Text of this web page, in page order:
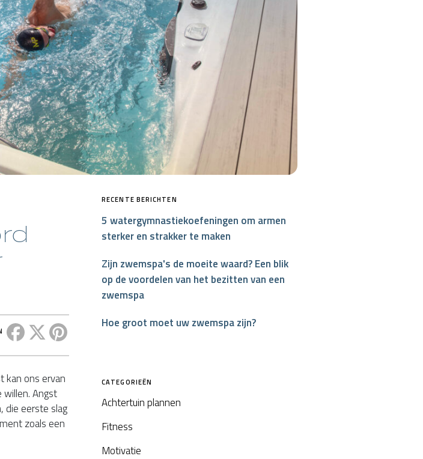
Deel dit bericht op Facebook
Deel dit bericht op X
Deel dit bericht op Pinterest
kan ons ervan
Angst
die eerste slag
zoals een
RECENTE BERICHTEN
5 watergymnastiekoefeningen om armen
sterker en strakker te maken
Zijn zwemspa's de moeite waard? Een blik
op de voordelen van het bezitten van een
zwemspa
Hoe groot moet uw zwemspa zijn?
CATEGORIEËN
Achtertuin plannen
Fitness
Motivatie